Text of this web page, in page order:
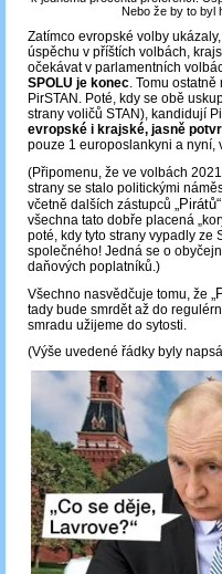
Nebo že by to byl
Zatímco evropské volby
úspěchu v příštích volbách,
očekávat v parlamentních
SPOLU je konec. Tomu
PirSTAN. Poté, kdy se obě
strany voličů STAN), kandidují
evropské i krajské, jasně
pouze 1 europoslankyni a nyní,
(Připomenu, že ve volbách
strany se stalo politickými
včetně dalších zástupců „Pirátů“
všechna tato dobře placená
poté, kdy tyto strany vypadly ze
společného! Jedná se o
daňových poplatníků.)
Všechno nasvědčuje tomu, že
tady bude smrdět až do
smradu užijeme do sytosti.
(Výše uvedené řádky byly